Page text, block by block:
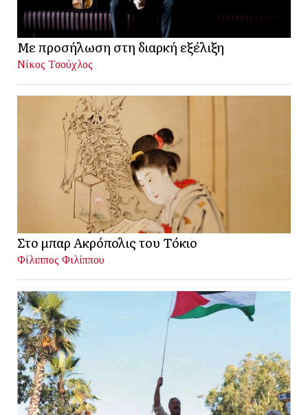
Με προσήλωση στη διαρκή εξέλιξη
Νίκος Τσούχλος
Στο μπαρ Ακρόπολις του Τόκιο
Φίλιππος Φιλίππου